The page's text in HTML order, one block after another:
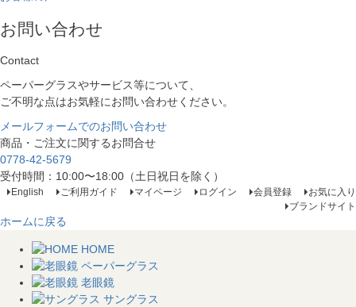
お問い合わせ
Contact
ペーパーグラスやサービス等について、
ご不明な点はお気軽にお問い合わせください。
メールフォームでのお問い合わせ
商品・ご注文に関するお問合せ
0778-42-5679
受付時間：10:00〜18:00（土日祝日を除く）
English ご利用ガイド マイページ ログイン 会員登録
お気に入り
ブランドサイト
ホームに戻る
HOME
ペーパーグラス
老眼鏡
サングラス